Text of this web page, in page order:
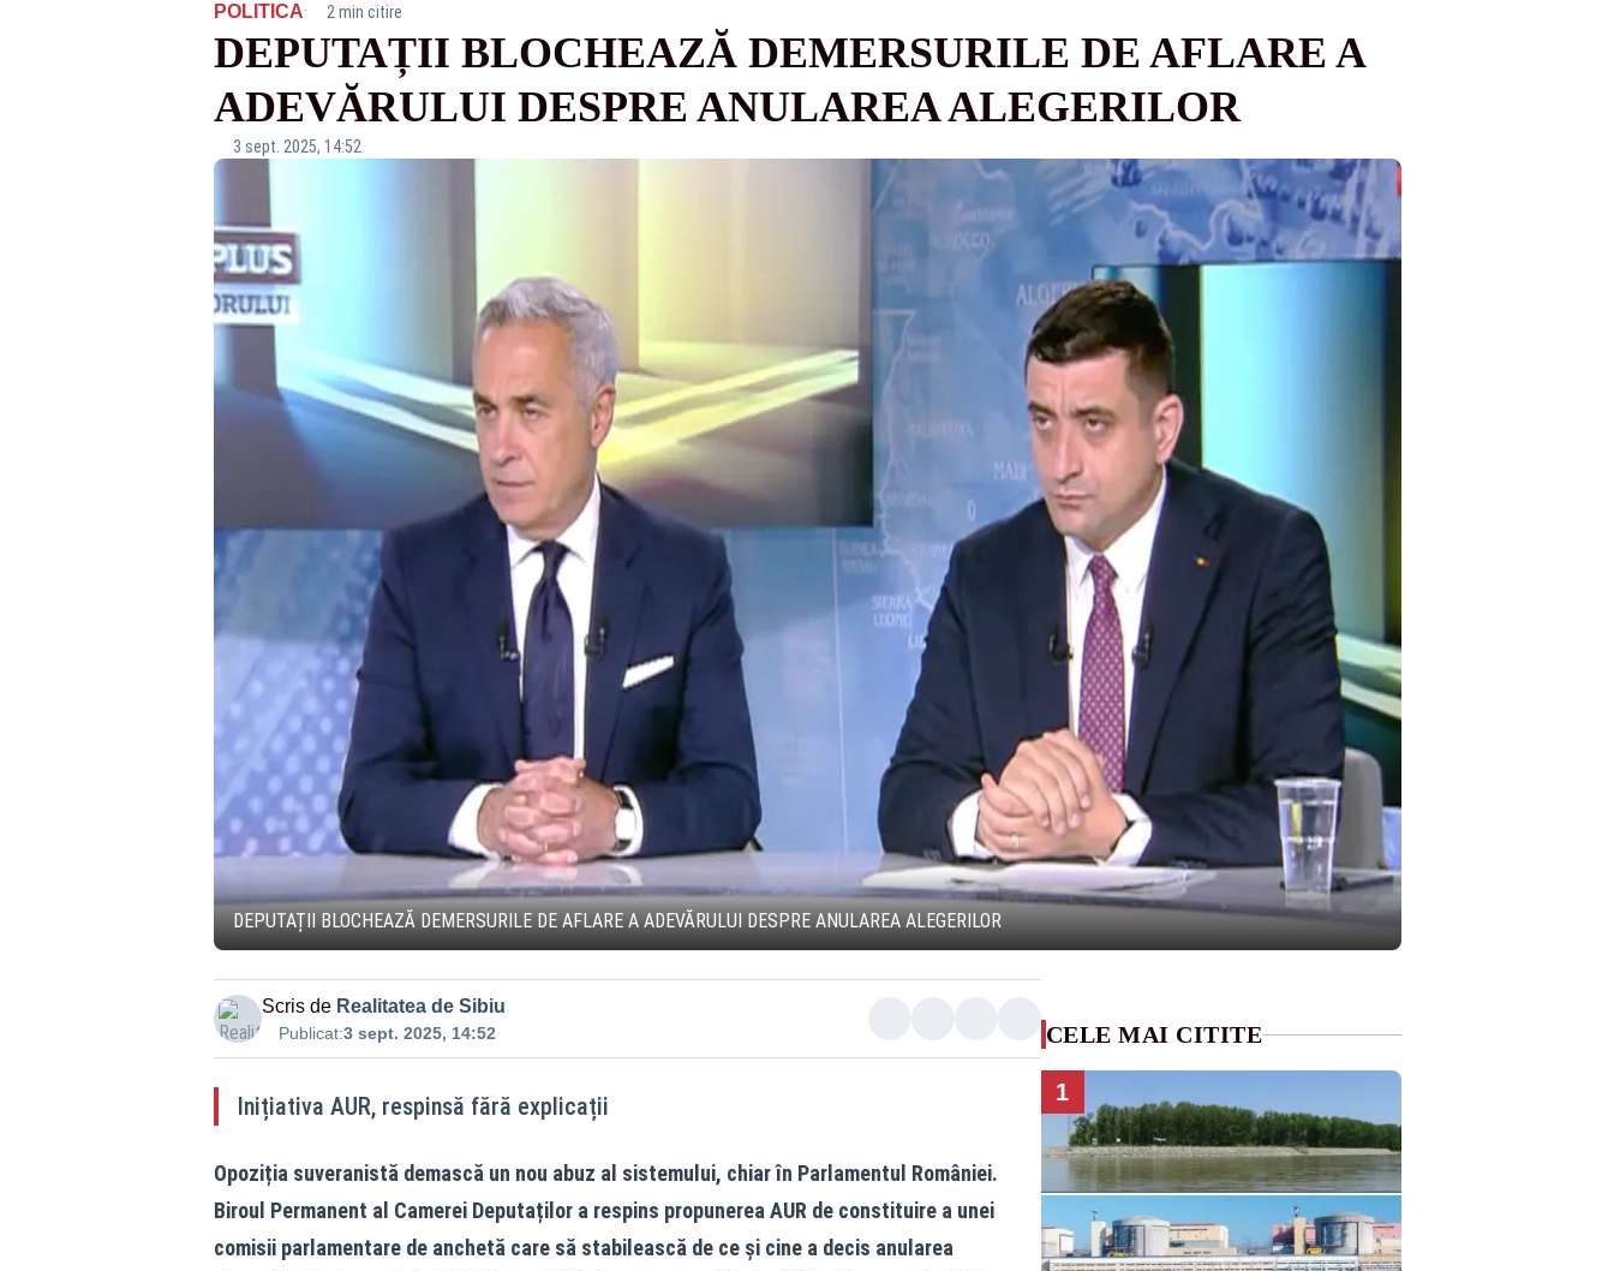
POLITICA· 2 min citire
DEPUTAȚII BLOCHEAZĂ DEMERSURILE DE AFLARE A
ADEVĂRULUI DESPRE ANULAREA ALEGERILOR
3 sept. 2025, 14:52
DEPUTAȚII BLOCHEAZĂ DEMERSURILE DE AFLARE A ADEVĂRULUI DESPRE ANULAREA ALEGERILOR
Scris de Realitatea de Sibiu
Publicat:3 sept. 2025, 14:52
Inițiativa AUR, respinsă fără explicații
Opoziția suveranistă demască un nou abuz al sistemului, chiar în Parlamentul României.
Biroul Permanent al Camerei Deputaților a respins propunerea AUR de constituire a unei
comisii parlamentare de anchetă care să stabilească de ce și cine a decis anularea
CELE MAI CITITE
1